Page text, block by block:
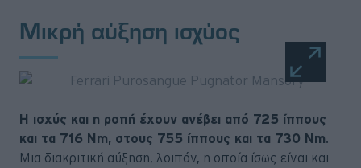
Μικρή αύξηση ισχύος
Η ισχύς και η ροπή έχουν ανέβει από 725 ίππους
και τα 716 Nm, στους 755 ίππους και τα 730 Nm.
Μια διακριτική αύξηση, λοιπόν, η οποία ίσως είναι και